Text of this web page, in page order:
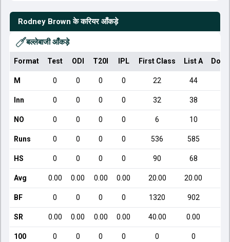
Rodney Brown के करियर आँकड़े
बल्लेबाजी आँकड़े
Format Test ODI T20I IPL First Class List A
M 0 0 0 0 22 44
Inn 0 0 0 0 32 38
NO 0 0 0 0 6 10
Runs 0 0 0 0 536 585
HS 0 0 0 0 90 68
Avg 0.00 0.00 0.00 0.00 20.00 20.00
BF 0 0 0 0 1320 902
SR 0.00 0.00 0.00 0.00 40.00 0.00
100 0 0 0 0 0 0